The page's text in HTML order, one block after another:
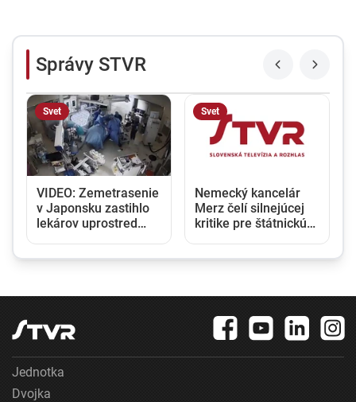
Správy STVR
Svet
VIDEO: Zemetrasenie
v Japonsku zastihlo
lekárov uprostred
Svet
Nemecký kancelár
Merz čelí silnejúcej
kritike pre štátnickú
Jednotka
Dvojka